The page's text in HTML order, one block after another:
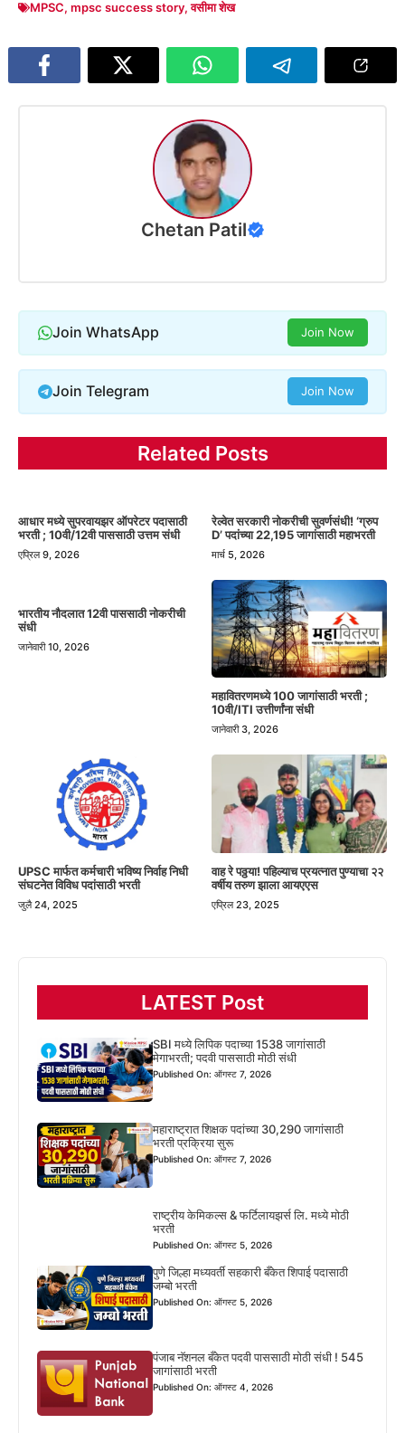
MPSC, mpsc success story,वसीमा शेख
Chetan Patil
Join WhatsApp Join Now
Join Telegram Join Now
Related Posts
आधार मध्ये सुपरवायझर ऑपरेटर पदासाठी
भरती ; 10वी/12वी पाससाठी उत्तम संधी
एप्रिल 9, 2026
रेल्वेत सरकारी नोकरीची सुवर्णसंधी! ‘ग्रुप
D’ पदांच्या 22,195 जागांसाठी महाभरती
मार्च 5, 2026
भारतीय नौदलात 12वी पाससाठी नोकरीची
संधी
जानेवारी 10, 2026
महावितरणमध्ये 100 जागांसाठी भरती ;
10वी/ITI उत्तीर्णांना संधी
जानेवारी 3, 2026
UPSC मार्फत कर्मचारी भविष्य निर्वाह निधी
संघटनेत विविध पदांसाठी भरती
जुलै 24, 2025
वाह रे पठ्ठया! पहिल्याच प्रयत्नात पुण्याचा २२
वर्षीय तरुण झाला आयएएस
एप्रिल 23, 2025
LATEST Post
SBI मध्ये लिपिक पदाच्या 1538 जागांसाठी
मेगाभरती; पदवी पाससाठी मोठी संधी
Published On: ऑगस्ट 7, 2026
महाराष्ट्रात शिक्षक पदांच्या 30,290 जागांसाठी
भरती प्रक्रिया सुरू
Published On: ऑगस्ट 7, 2026
राष्ट्रीय केमिकल्स & फर्टिलायझर्स लि. मध्ये मोठी
भरती
Published On: ऑगस्ट 5, 2026
पुणे जिल्हा मध्यवर्ती सहकारी बँकेत शिपाई पदासाठी
जम्बो भरती
Published On: ऑगस्ट 5, 2026
पंजाब नॅशनल बँकेत पदवी पाससाठी मोठी संधी ! 545
जागांसाठी भरती
Published On: ऑगस्ट 4, 2026